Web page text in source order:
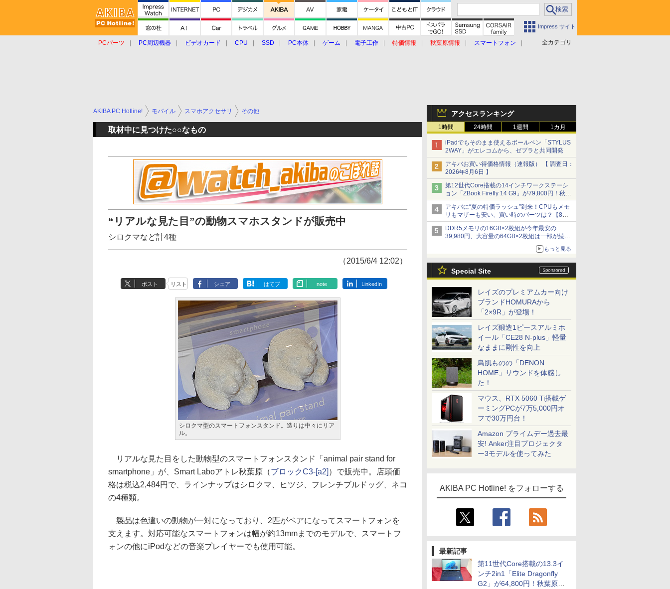
Impress サイト
全カテゴリ
PCパーツ PC周辺機器 ビデオカード CPU SSD PC本体 ゲーム 電子工作 特価情報 秋葉原情報
スマートフォン
アクセスランキング
1時間 24時間 1週間 1カ月
iPadでもそのまま使えるボールペン「STYLUS
2WAY」がエレコムから、ゼブラと共同開発
アキバお買い得価格情報（速報版） 【 調査日：
2026年8月6日 】
第12世代Core搭載の14インチワークステーシ
ョン「ZBook Firefly 14 G9」が79,800円！秋葉
原で中古PCセール
アキバに“夏の特価ラッシュ”到来！CPUもメモ
リもマザーも安い、買い時のパーツは？【8月7
日(金)22時配信】
DDR5メモリの16GB×2枚組が今年最安の
39,980円、大容量の64GB×2枚組は一部が続騰
もっと見る
Special Site
レイズのプレミアムカー向け
ブランドHOMURAから
「2×9R」が登場！
レイズ鍛造1ピースアルミホ
イール「CE28 N-plus」軽量
なままに剛性を向上
鳥肌ものの「DENON
HOME」サウンドを体感し
た！
マウス、RTX 5060 Ti搭載ゲ
ーミングPCが7万5,000円オ
フで30万円台！
Amazon プライムデー過去最
安! Anker注目プロジェクタ
ー3モデルを使ってみた
AKIBA PC Hotline! をフォローする
最新記事
第11世代Core搭載の13.3イ
ンチ2in1「Elite Dragonfly
G2」が64,800円！秋葉原で
AKIBA PC Hotline! モバイル スマホアクセサリ その他
取材中に見つけた○○なもの
“リアルな見た目”の動物スマホスタンドが販売中
シロクマなど計4種
（2015/6/4 12:02）
ポスト リスト シェア はてブ note LinkedIn
シロクマ型のスマートフォンスタンド。造りは中々にリア
ル。
リアルな見た目をした動物型のスマートフォンスタンド「animal pair stand for
smartphone」が、Smart Laboアトレ秋葉原（ブロックC3-[a2] ）で販売中。店頭価
格は税込2,484円で、ラインナップはシロクマ、ヒツジ、フレンチブルドッグ、ネコ
の4種類。
製品は色違いの動物が一対になっており、2匹がペアになってスマートフォンを
支えます。対応可能なスマートフォンは幅が約13mmまでのモデルで、スマートフ
ォンの他にiPodなどの音楽プレイヤーでも使用可能。